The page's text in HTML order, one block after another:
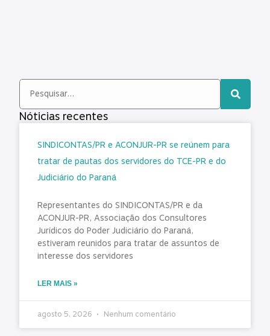
Nóticias recentes
SINDICONTAS/PR e ACONJUR-PR se reúnem para
tratar de pautas dos servidores do TCE-PR e do
Judiciário do Paraná
Representantes do SINDICONTAS/PR e da
ACONJUR-PR, Associação dos Consultores
Jurídicos do Poder Judiciário do Paraná,
estiveram reunidos para tratar de assuntos de
interesse dos servidores
LER MAIS »
agosto 5, 2026 Nenhum comentário